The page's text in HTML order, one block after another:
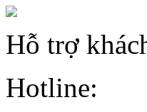
Hỗ trợ
Hotline: